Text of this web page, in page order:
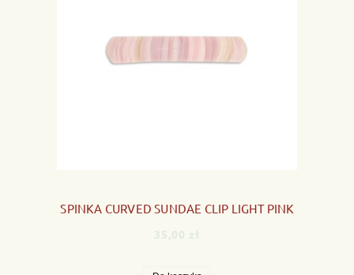
SPINKA CURVED SUNDAE CLIP LIGHT PINK
35,00 zł